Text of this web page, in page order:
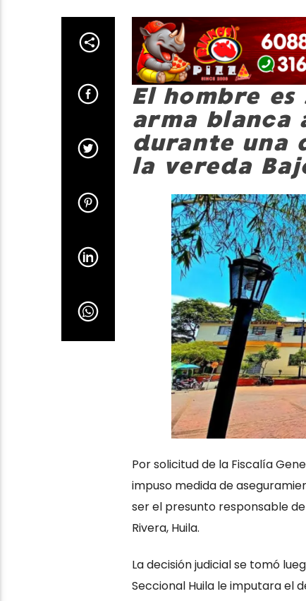
El hombre
arma blanca
durante una
la vereda
Por solicitud de la Fiscalía
impuso medida de
ser el presunto responsable
Rivera, Huila.
La decisión judicial se tomó
Seccional Huila le imputara el